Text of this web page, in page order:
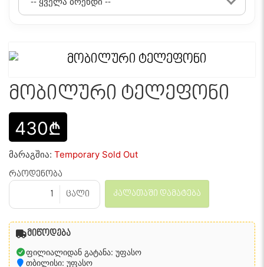
მობილური ტელეფონი
430₾
მარაგშია: Temporary Sold Out
რაოდენობა
ცალი
კალათაში დამატება
მიწოდება
ფილიალიდან გატანა: უფასო
თბილისი: უფასო